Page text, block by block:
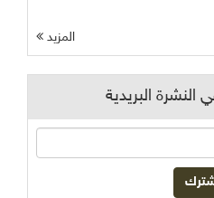
المزيد
البريدية